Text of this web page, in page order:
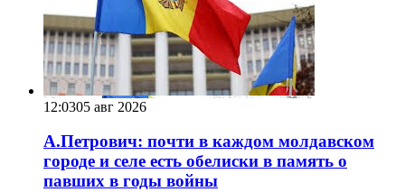
12:0305 авг 2026
А.Петрович: почти в каждом молдавском
городе и селе есть обелиски в память о
павших в годы войны